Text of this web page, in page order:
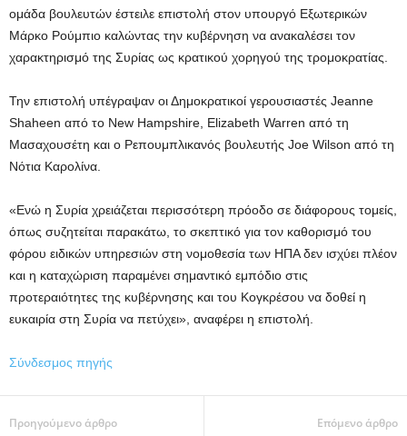
ομάδα βουλευτών έστειλε επιστολή στον υπουργό Εξωτερικών
Μάρκο Ρούμπιο καλώντας την κυβέρνηση να ανακαλέσει τον
χαρακτηρισμό της Συρίας ως κρατικού χορηγού της τρομοκρατίας.
Την επιστολή υπέγραψαν οι Δημοκρατικοί γερουσιαστές Jeanne
Shaheen από το New Hampshire, Elizabeth Warren από τη
Μασαχουσέτη και ο Ρεπουμπλικανός βουλευτής Joe Wilson από τη
Νότια Καρολίνα.
«Ενώ η Συρία χρειάζεται περισσότερη πρόοδο σε διάφορους τομείς,
όπως συζητείται παρακάτω, το σκεπτικό για τον καθορισμό του
φόρου ειδικών υπηρεσιών στη νομοθεσία των ΗΠΑ δεν ισχύει πλέον
και η καταχώριση παραμένει σημαντικό εμπόδιο στις
προτεραιότητες της κυβέρνησης και του Κογκρέσου να δοθεί η
ευκαιρία στη Συρία να πετύχει», αναφέρει η επιστολή.
Σύνδεσμος πηγής
Προηγούμενο άρθρο Επόμενο άρθρο